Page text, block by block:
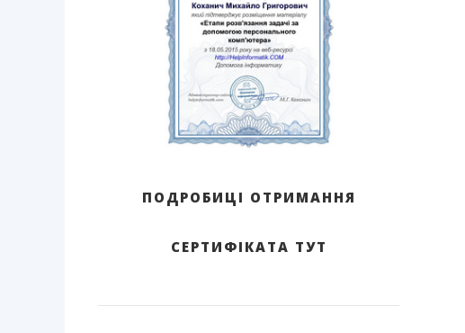
ПОДРОБИЦІ ОТРИМАННЯ
СЕРТИФІКАТА ТУТ